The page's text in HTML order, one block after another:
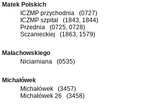
Matek Polskich
ICZMP przychodnia (0727)
ICZMP szpital (1843, 1844)
Przednia (0725, 0728)
Sczanieckiej (1863, 1579)
Małachowskiego
Niciarniana (0535)
Michałówek
Michałówek (3457)
Michałówek 26 (3458)